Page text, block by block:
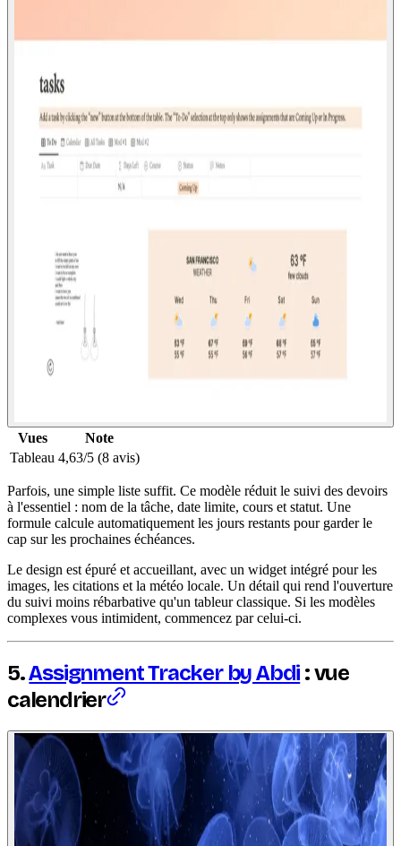
Vues
Note
Tableau 4,63/5 (8 avis)
Parfois, une simple liste suffit. Ce modèle réduit le suivi des devoirs
à l'essentiel : nom de la tâche, date limite, cours et statut. Une
formule calcule automatiquement les jours restants pour garder le
cap sur les prochaines échéances.
Le design est épuré et accueillant, avec un widget intégré pour les
images, les citations et la météo locale. Un détail qui rend l'ouverture
du suivi moins rébarbative qu'un tableur classique. Si les modèles
complexes vous intimident, commencez par celui-ci.
5.Assignment Tracker by Abdi : vue
calendrier